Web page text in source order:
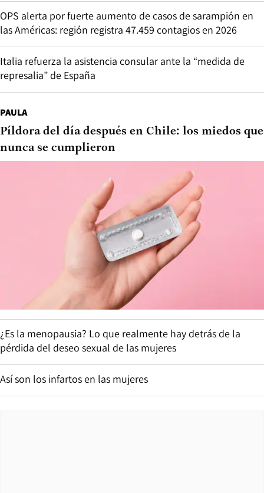
OPS alerta por fuerte aumento de casos de sarampión en
las Américas: región registra 47.459 contagios en 2026
Italia refuerza la asistencia consular ante la “medida de
represalia” de España
PAULA
Píldora del día después en Chile: los miedos que
nunca se cumplieron
¿Es la menopausia? Lo que realmente hay detrás de la
pérdida del deseo sexual de las mujeres
Así son los infartos en las mujeres